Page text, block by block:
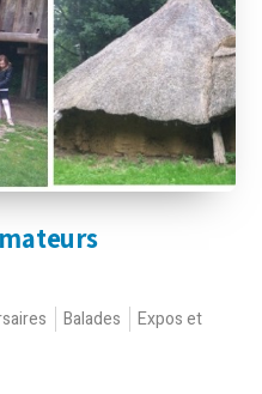
Balades
Expos et